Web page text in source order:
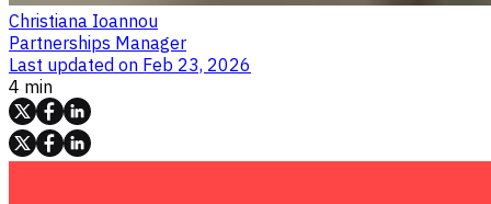
Christiana Ioannou
Partnerships Manager
Last updated on Feb 23, 2026
4 min